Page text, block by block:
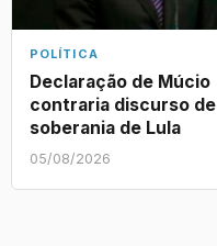
POLÍTICA
Declaração de Múcio
contraria discurso de
soberania de Lula
05/08/2026